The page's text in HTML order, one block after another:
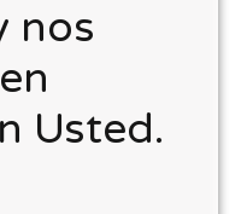
nos
Usted.